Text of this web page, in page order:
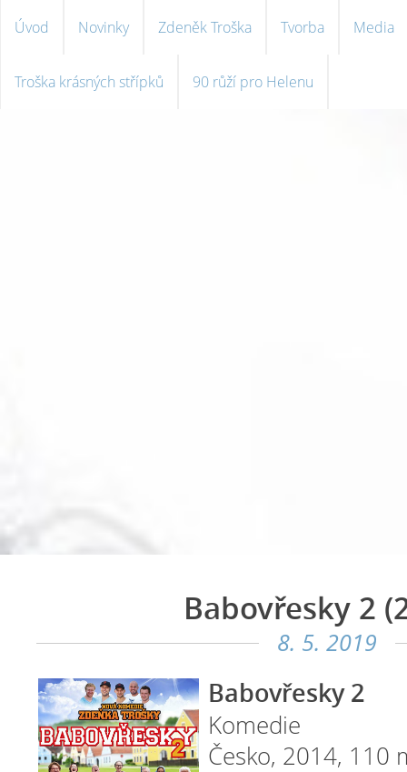
Úvod Novinky Zdeněk Troška Tvorba Media
Troška krásných střípků 90 růží pro Helenu
Babovřesky 2
8. 5. 2019
Babovřesky 2
Komedie
Česko, 2014, 110